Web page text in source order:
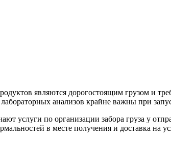
являются дорогостоящим грузом и
анализов крайне важны при
услуги по организации забора груза у
в месте получения и доставка на